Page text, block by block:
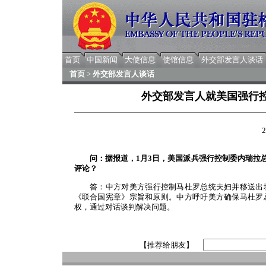
首页 中国新闻 大使信息 使馆信息
外交部发言人谈话
首页 > 外交部发言人谈话
外交部发言人就美国强行
问：据报道，1月3日，美国派兵强行控制委内瑞
评论？
答：中方对美方强行控制马杜罗总统夫妇并移送
《联合国宪章》宗旨和原则。中方呼吁美方确保马杜
权，通过对话谈判解决问题。
【推荐给朋友】